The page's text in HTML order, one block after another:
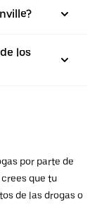
los
por parte de
que tu
de las drogas o